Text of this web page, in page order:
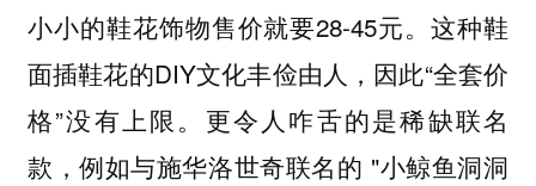
小小的鞋花饰物售价就要28-45元。这种鞋
面插鞋花的DIY文化丰俭由人，因此“全套价
格”没有上限。更令人咋舌的是稀缺联名
款，例如与施华洛世奇联名的 "小鲸鱼洞洞